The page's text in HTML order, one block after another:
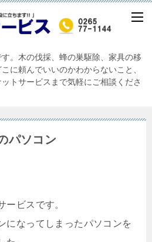
。木の伐採、蜂の巣駆除、家具の移
に頼んでいいのかわからないこと、
トサービスまで気軽にご相談くださ
パソコン
ービスです。
になってしまったパソコンを